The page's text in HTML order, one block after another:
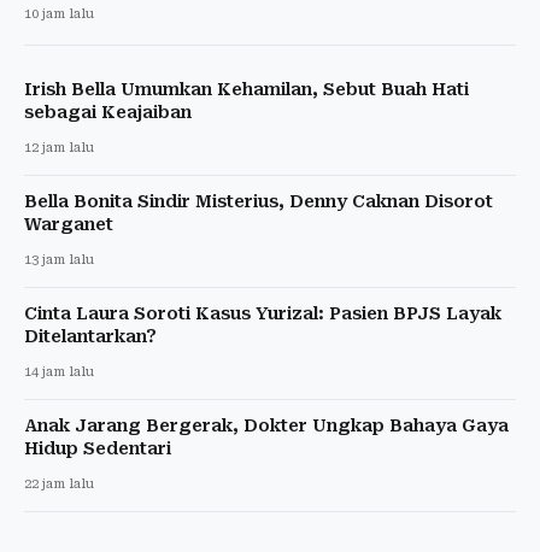
10 jam lalu
Irish Bella Umumkan Kehamilan, Sebut Buah Hati
sebagai Keajaiban
12 jam lalu
Bella Bonita Sindir Misterius, Denny Caknan Disorot
Warganet
13 jam lalu
Cinta Laura Soroti Kasus Yurizal: Pasien BPJS Layak
Ditelantarkan?
14 jam lalu
Anak Jarang Bergerak, Dokter Ungkap Bahaya Gaya
Hidup Sedentari
22 jam lalu